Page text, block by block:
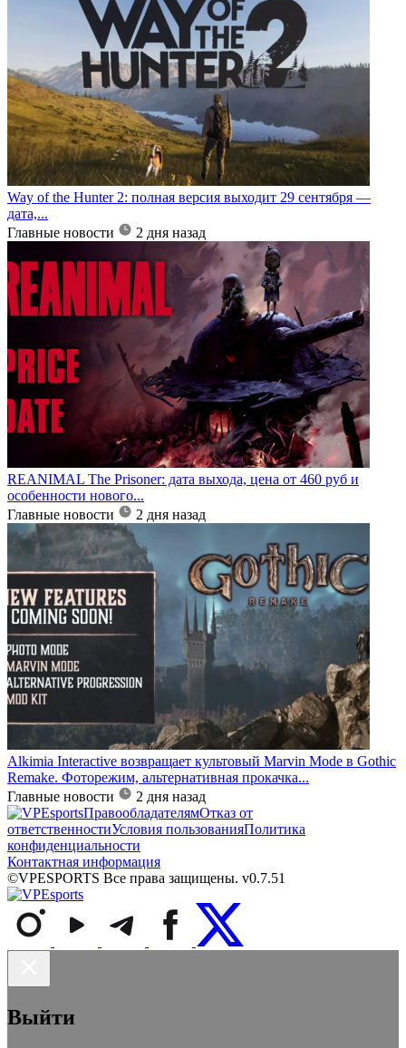
Way of the Hunter 2: полная версия выходит 29 сентября —
дата,...
Главные новости
2 дня назад
REANIMAL The Prisoner: дата выхода, цена от 460 руб и
особенности нового...
Главные новости
2 дня назад
Alkimia Interactive возвращает культовый Marvin Mode в Gothic
Remake. Фоторежим, альтернативная прокачка...
Главные новости
2 дня назад
ПравообладателямОтказ от
ответственностиУсловия пользованияПолитика
конфиденциальности
Контактная информация
©VPESPORTS Все права защищены. v0.7.51
Выйти